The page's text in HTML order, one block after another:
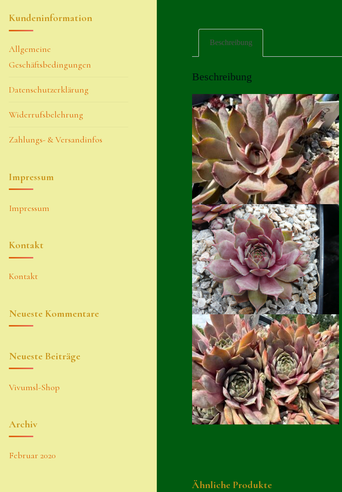
Beschreibung
Beschreibung
Ähnliche Produkte
Kundeninformation
Allgemeine
Geschäftsbedingungen
Datenschutzerklärung
Widerrufsbelehrung
Zahlungs- & Versandinfos
Impressum
Impressum
Kontakt
Kontakt
Neueste Kommentare
Neueste Beiträge
Vivumsl-Shop
Archiv
Februar 2020